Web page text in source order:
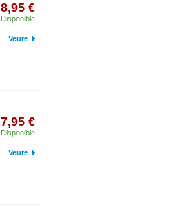
8,95 €
Disponible
Veure
7,95 €
Disponible
Veure